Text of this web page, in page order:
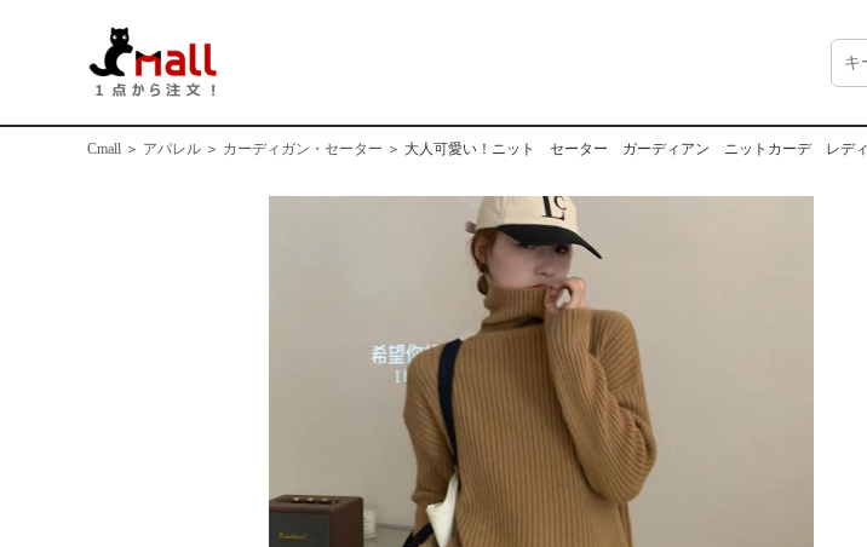
Cmall ＞ アパレル ＞ カーディガン・セーター ＞ 大人可愛い！ニット セーター ガーディアン ニットカーデ レディー